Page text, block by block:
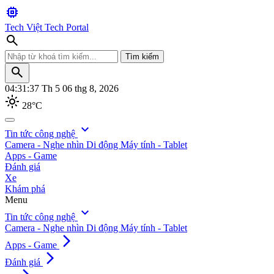
memory
Tech Việt Tech Portal
search
Tìm kiếm
search
04:31:38 Th 5 06 thg 8, 2026
light_mode 28°C
search
Tìm kiếm
Tin tức công nghệ expand_more
Camera - Nghe nhìn Di động Máy tính - Tablet
Apps - Game
Đánh giá
Xe
Khám phá
Menu
Tin tức công nghệ expand_more
Camera - Nghe nhìn Di động Máy tính - Tablet
Apps - Game arrow_forward_ios
Đánh giá arrow_forward_ios